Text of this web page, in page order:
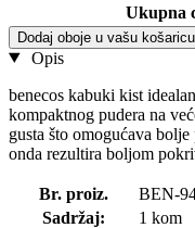
Ukupna
Dodaj oboje u vašu košaricu
Opis
benecos kabuki kist
kompaktnog pudera na
gusta što omogućava
onda rezultira boljom
Br. proiz.
BEN-
Sadržaj:
1 kom